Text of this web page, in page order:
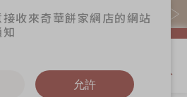
買現貨產品可賺易賞錢($5=1分)
接收來奇華餅家網店的網站
允許